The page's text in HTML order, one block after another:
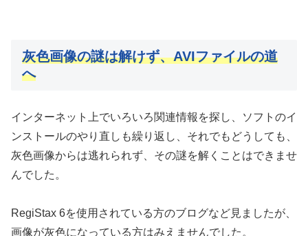
灰色画像の謎は解けず、AVIファイルの道
へ
インターネット上でいろいろ関連情報を探し、ソフトのイ
ンストールのやり直しも繰り返し、それでもどうしても、
灰色画像からは逃れられず、その謎を解くことはできませ
んでした。
RegiStax 6を使用されている方のブログなど見ましたが、
画像が灰色になっている方はみえませんでした。